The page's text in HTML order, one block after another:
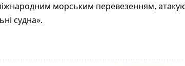
морським перевезенням,
судна».